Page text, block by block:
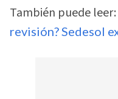
También puede leer:
revisión? Sedesol